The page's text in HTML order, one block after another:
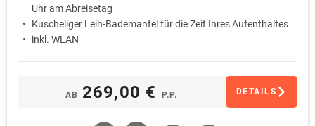
Uhr am Abreisetag
Kuscheliger Leih-Bademantel für die Zeit Ihres Aufenthaltes
inkl. WLAN
AB 269,00 € P.P. DETAILS